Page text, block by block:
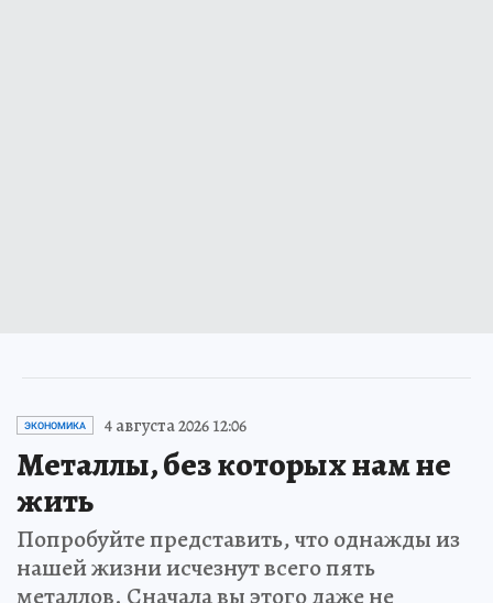
ЭКОНОМИКА 4 августа 2026 12:06
Металлы, без которых нам не
жить
Попробуйте представить, что однажды из
нашей жизни исчезнут всего пять
металлов. Сначала вы этого даже не